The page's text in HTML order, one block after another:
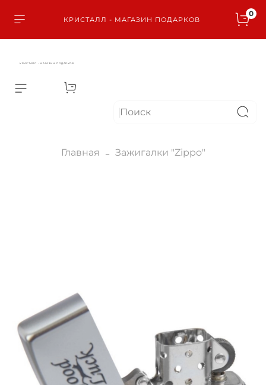
КРИСТАЛЛ - МАГАЗИН ПОДАРКОВ
0
КРИСТАЛЛ - МАГАЗИН ПОДАРКОВ
Главная Зажигалки "Zippo"